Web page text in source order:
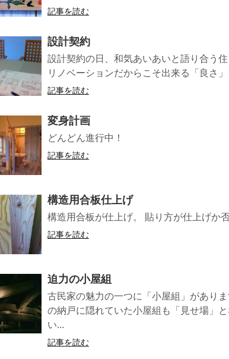
記事を読む
設計契約
設計契約の日、和気あいあいと語り合う
リノベーションだからこそ出来る「良さ
記事を読む
変身計画
どんどん進行中！
記事を読む
構造用合板仕上げ
構造用合板が仕上げ。 貼り方が仕上げか
記事を読む
迫力の小屋組
古民家の魅力の一つに「小屋組」があり
の納戸に隠れていた小屋組も「見せ場」
い...
記事を読む